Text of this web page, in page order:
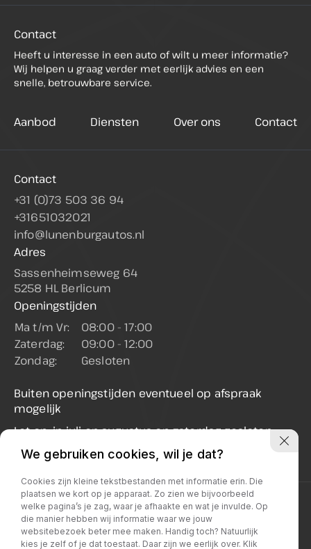
Contact
Heeft u interesse in een auto of wilt u meer informatie?
Wij helpen u graag verder met eerlijk advies en een
snelle, betrouwbare service.
Aanbod Diensten Over ons Contact
Contact
+31 (0)73 503 36 94
+31651032021
info@lunenburgautos.nl
Adres
Sassenheimseweg 64
5258 HL Berlicum
Openingstijden
Ma t/m Vr:
08:00 - 17:00
Zaterdag:
09:00 - 12:00
Zondag:
Gesloten
Buiten openingstijden eventueel op afspraak
mogelijk
Let op: in juli en augustus op zaterdag gesloten
(enkel op afspraak geopend)
Privacy policy
We gebruiken cookies, wil je dat?
Cookies zijn kleine tekstbestanden met informatie erin. Die
plaatsen we kort op je apparaat. Zo zien we bijvoorbeeld
welke pagina’s je zag, waar je afhaakte en wat je invulde. Op
die manier hebben wij informatie waar we jouw
websitebezoek beter mee maken. Handig toch? Natuurlijk
kies je zelf of je dat toestaat. Daar zijn we eerlijk over. Klik